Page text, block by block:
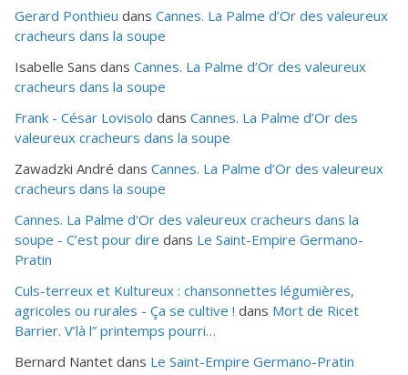
Gerard Ponthieu dans Cannes. La Palme d’Or des valeureux
cracheurs dans la soupe
Isabelle Sans dans Cannes. La Palme d’Or des valeureux
cracheurs dans la soupe
Frank - César Lovisolo dans Cannes. La Palme d’Or des
valeureux cracheurs dans la soupe
Zawadzki André dans Cannes. La Palme d’Or des valeureux
cracheurs dans la soupe
Cannes. La Palme d'Or des valeureux cracheurs dans la
soupe - C’est pour dire dans Le Saint-Empire Germano-
Pratin
Culs-terreux et Kultureux : chansonnettes légumières,
agricoles ou rurales - Ça se cultive ! dans Mort de Ricet
Barrier. V’là l” printemps pourri…
Bernard Nantet dans Le Saint-Empire Germano-Pratin